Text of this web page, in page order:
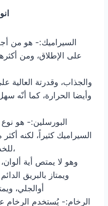
السيراميك:- هو من
على الإطلاق، ومن
والجذاب، وقدرتة العالية
وأيضا الحرارة، كما أنّه
البورسلين:- هو نوع
السيراميك كثيراً، لكنه
للخدوش والضغط والحرارة،
وهو لا يمتص أية ألوان،
ويمتاز بالبريق
أوالجلي،
الرخام:- يُستخدم